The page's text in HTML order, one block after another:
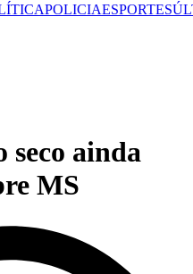
POLICIAESPORTES
seco ainda
MS